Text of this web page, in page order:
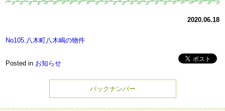
2020.06.18
No105.八木町八木嶋の物件
Posted in お知らせ
バックナンバー